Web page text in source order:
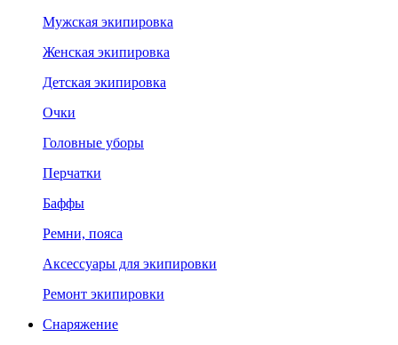
Мужская экипировка
Женская экипировка
Детская экипировка
Очки
Головные уборы
Перчатки
Баффы
Ремни, пояса
Аксессуары для экипировки
Ремонт экипировки
Снаряжение